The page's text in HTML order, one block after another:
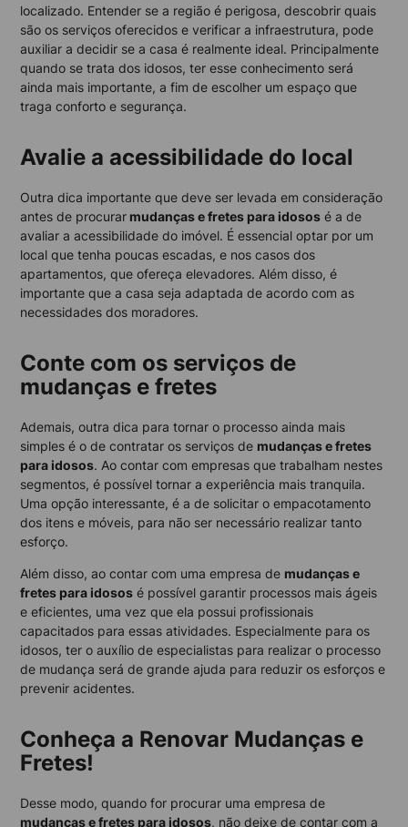
localizado. Entender se a região é perigosa, descobrir quais
são os serviços oferecidos e verificar a infraestrutura, pode
auxiliar a decidir se a casa é realmente ideal. Principalmente
quando se trata dos idosos, ter esse conhecimento será
ainda mais importante, a fim de escolher um espaço que
traga conforto e segurança.
Avalie a acessibilidade do local
Outra dica importante que deve ser levada em consideração
antes de procurar mudanças e fretes para idosos é a de
avaliar a acessibilidade do imóvel. É essencial optar por um
local que tenha poucas escadas, e nos casos dos
apartamentos, que ofereça elevadores. Além disso, é
importante que a casa seja adaptada de acordo com as
necessidades dos moradores.
Conte com os serviços de
mudanças e fretes
Ademais, outra dica para tornar o processo ainda mais
simples é o de contratar os serviços de mudanças e fretes
para idosos. Ao contar com empresas que trabalham nestes
segmentos, é possível tornar a experiência mais tranquila.
Uma opção interessante, é a de solicitar o empacotamento
dos itens e móveis, para não ser necessário realizar tanto
esforço.
Além disso, ao contar com uma empresa de mudanças e
fretes para idosos é possível garantir processos mais ágeis
e eficientes, uma vez que ela possui profissionais
capacitados para essas atividades. Especialmente para os
idosos, ter o auxílio de especialistas para realizar o processo
de mudança será de grande ajuda para reduzir os esforços e
prevenir acidentes.
Conheça a Renovar Mudanças e
Fretes!
Desse modo, quando for procurar uma empresa de
mudanças e fretes para idosos, não deixe de contar com a